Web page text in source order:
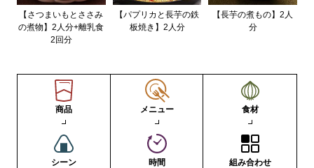
【さつまいもとささみ
の煮物】2人分+離乳食
2回分
【パプリカと長芋の鉄
板焼き】2人分
【長芋の煮もの】2人
分
商品 メニュー 食材
シーン 時間 組み合わせ